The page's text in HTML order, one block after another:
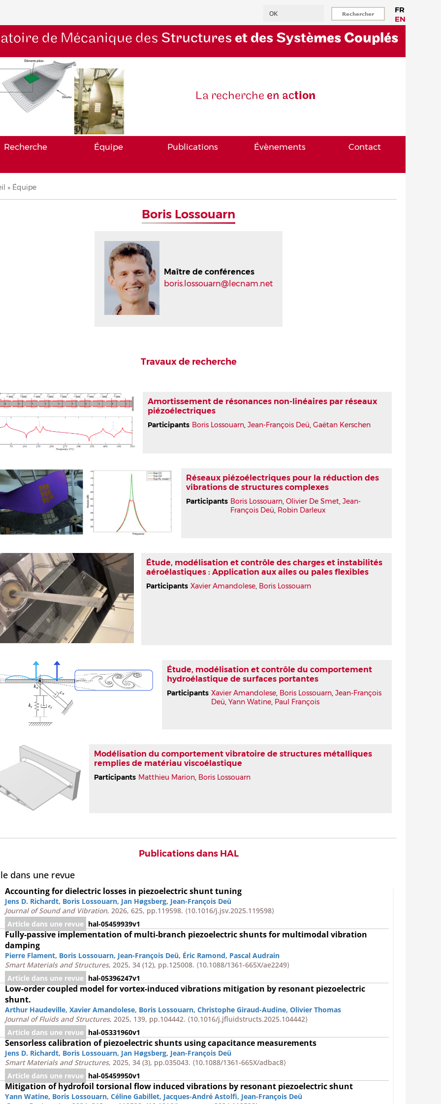
FR
EN
de Mécanique des Structures et des Systèmes Couplés
La recherche en action
Recherche Équipe Publications Évènements Contact
Équipe
Boris Lossouarn
Maître de conférences
boris.lossouarn@lecnam.net
Travaux de recherche
Amortissement de résonances non-linéaires par réseaux
piézoélectriques
Participants Boris Lossouarn, Jean-François Deü, Gaëtan Kerschen
Réseaux piézoélectriques pour la réduction des
vibrations de structures complexes
Participants Boris Lossouarn, Olivier De Smet, Jean-
François Deü, Robin Darleux
Étude, modélisation et contrôle des charges et instabilités
aéroélastiques : Application aux ailes ou pales flexibles
Participants Xavier Amandolese, Boris Lossouarn
Étude, modélisation et contrôle du comportement
hydroélastique de surfaces portantes
Participants Xavier Amandolese, Boris Lossouarn, Jean-François
Deü, Yann Watine, Paul François
Modélisation du comportement vibratoire de structures métalliques
remplies de matériau viscoélastique
Participants Matthieu Marion, Boris Lossouarn
Publications dans HAL
dans une revue
Accounting for dielectric losses in piezoelectric shunt tuning
Jens D. Richardt, Boris Lossouarn, Jan Høgsberg, Jean-François Deü
Journal of Sound and Vibration, 2026, 625, pp.119598. ⟨10.1016/j.jsv.2025.119598⟩
Article dans une revue hal-05459939v1
Fully-passive implementation of multi-branch piezoelectric shunts for multimodal vibration
damping
Pierre Flament, Boris Lossouarn, Jean-François Deü, Éric Ramond, Pascal Audrain
Smart Materials and Structures, 2025, 34 (12), pp.125008. ⟨10.1088/1361-665X/ae2249⟩
Article dans une revue hal-05396247v1
Low-order coupled model for vortex-induced vibrations mitigation by resonant piezoelectric
shunt.
Arthur Haudeville, Xavier Amandolese, Boris Lossouarn, Christophe Giraud-Audine, Olivier Thomas
Journal of Fluids and Structures, 2025, 139, pp.104442. ⟨10.1016/j.jfluidstructs.2025.104442⟩
Article dans une revue hal-05331960v1
Sensorless calibration of piezoelectric shunts using capacitance measurements
Jens D. Richardt, Boris Lossouarn, Jan Høgsberg, Jean-François Deü
Smart Materials and Structures, 2025, 34 (3), pp.035043. ⟨10.1088/1361-665X/adbac8⟩
Article dans une revue hal-05459950v1
Mitigation of hydrofoil torsional flow induced vibrations by resonant piezoelectric shunt
Yann Watine, Boris Lossouarn, Céline Gabillet, Jacques-André Astolfi, Jean-François Deü